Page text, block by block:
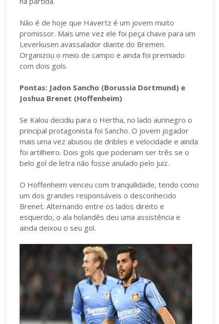
Não é de hoje que Havertz é um jovem muito
promissor. Mais ume vez ele foi peça chave para um
Leverkusen avassalador diante do Bremen.
Organizou o meio de campo e ainda foi premiado
com dois gols.
Pontas: Jadon Sancho (Borussia Dortmund) e
Joshua Brenet (Hoffenheim)
Se Kalou decidiu para o Hertha, no lado aurinegro o
principal protagonista foi Sancho. O jovem jogador
mais uma vez abusou de dribles e velocidade e ainda
foi artilheiro. Dois gols que poderiam ser três se o
belo gol de letra não fosse anulado pelo juiz.
O Hoffenheim venceu com tranquilidade, tendo como
um dos grandes responsáveis o desconhecido
Brenet. Alternando entre os lados direito e
esquerdo, o ala holandês deu uma assistência e
ainda deixou o seu gol.